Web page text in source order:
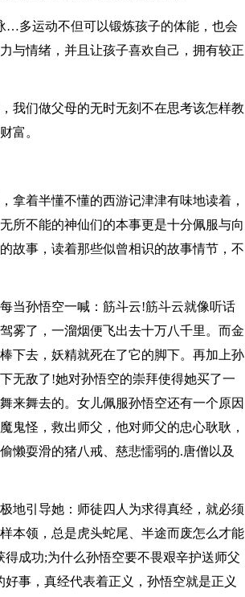
…多运动不但可以锻炼孩子的体能，也会
与情绪，并且让孩子喜欢自己，拥有较正
我们做父母的无时无刻不在思考该怎样教
富。
拿着半懂不懂的西游记津津有味地读着，
所不能的神仙们的本事更是十分佩服与向
故事，读着那些似曾相识的故事情节，不
当孙悟空一喊：筋斗云!筋斗云就像听话
雾了，一溜烟便飞出去十万八千里。而金
下去，妖精就死在了它的脚下。再加上孙
无敌了!她对孙悟空的崇拜使得她买了一
来舞去的。女儿佩服孙悟空还有一个原因
鬼怪，救出师父，他对师父的忠心耿耿，
懒耍滑的猪八戒、慈悲懦弱的.唐僧以及
地引导她：师徒四人为求得真经，就必须
本领，总是虎头蛇尾、半途而废怎么才能
成功;为什么孙悟空要不畏艰辛护送师父
事，真经代表着正义，孙悟空就是正义